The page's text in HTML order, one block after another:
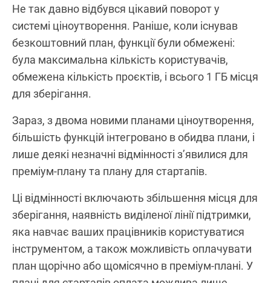
Не так давно відбувся цікавий поворот у
системі ціноутворення. Раніше, коли існував
безкоштовний план, функції були обмежені:
була максимальна кількість користувачів,
обмежена кількість проєктів, і всього 1 ГБ місця
для зберігання.
Зараз, з двома новими планами ціноутворення,
більшість функцій інтегровано в обидва плани, і
лише деякі незначні відмінності з’явилися для
преміум-плану та плану для стартапів.
Ці відмінності включають збільшення місця для
зберігання, наявність виділеної лінії підтримки,
яка навчає ваших працівників користуватися
інструментом, а також можливість оплачувати
план щорічно або щомісячно в преміум-плані. У